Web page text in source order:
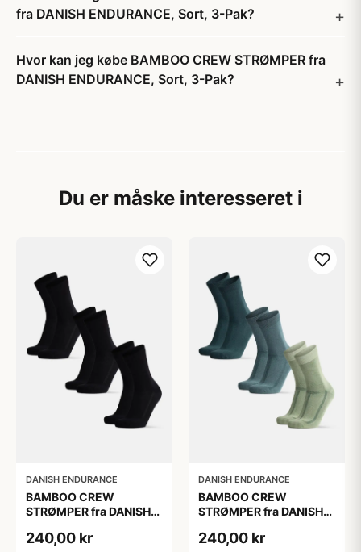
fra DANISH ENDURANCE, Sort, 3-Pak?
Hvor kan jeg købe BAMBOO CREW STRØMPER fra
DANISH ENDURANCE, Sort, 3-Pak?
Du er måske interesseret i
DANISH ENDURANCE
BAMBOO CREW
STRØMPER fra DANISH
51
240,00 kr
DANISH ENDURANCE
BAMBOO CREW
STRØMPER fra DANISH
51
240,00 kr